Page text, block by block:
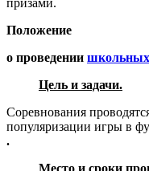
Положение
о проведении школьных
Цель и задачи.
Соревнования
популяризации игры в
.
Место и сроки